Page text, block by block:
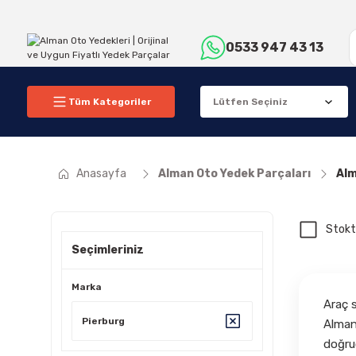
0533 947 43 13
Tüm Kategoriler
Anasayfa Alman Oto Yedek Parçaları
Seçimleriniz
Marka
Pierburg
Araç